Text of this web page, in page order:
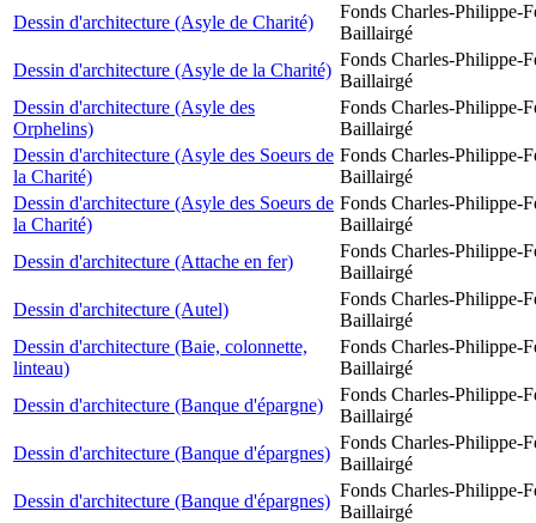
Dessin d'architecture (Asyle de Charité)
Fonds Charles-Philippe-
Baillairgé
Dessin d'architecture (Asyle de la Charité)
Fonds Charles-Philippe-
Baillairgé
Dessin d'architecture (Asyle des
Orphelins)
Fonds Charles-Philippe-
Baillairgé
Dessin d'architecture (Asyle des Soeurs de
la Charité)
Fonds Charles-Philippe-
Baillairgé
Dessin d'architecture (Asyle des Soeurs de
la Charité)
Fonds Charles-Philippe-
Baillairgé
Dessin d'architecture (Attache en fer)
Fonds Charles-Philippe-
Baillairgé
Dessin d'architecture (Autel)
Fonds Charles-Philippe-
Baillairgé
Dessin d'architecture (Baie, colonnette,
linteau)
Fonds Charles-Philippe-
Baillairgé
Dessin d'architecture (Banque d'épargne)
Fonds Charles-Philippe-
Baillairgé
Dessin d'architecture (Banque d'épargnes)
Fonds Charles-Philippe-
Baillairgé
Dessin d'architecture (Banque d'épargnes)
Fonds Charles-Philippe-
Baillairgé